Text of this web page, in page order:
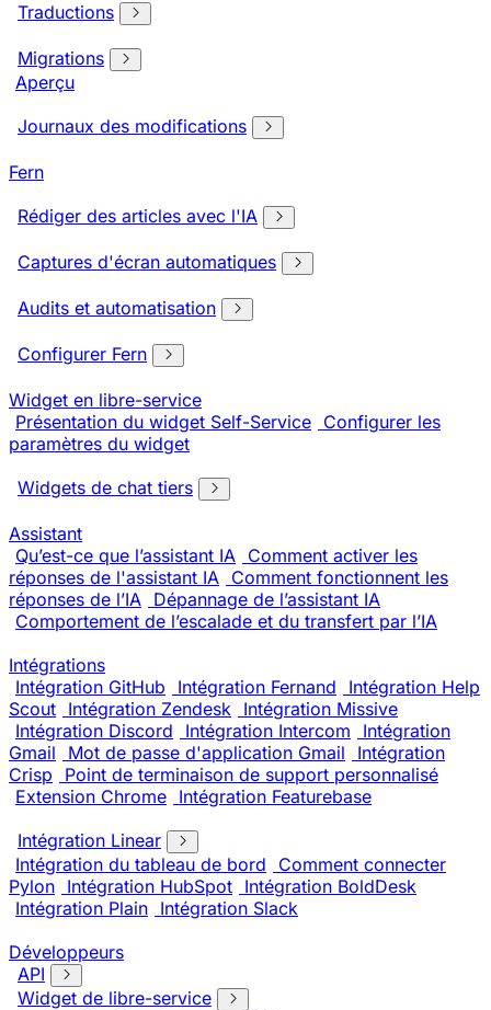
Traductions
Migrations
Aperçu
Journaux des modifications
Fern
Rédiger des articles avec l'IA
Captures d'écran automatiques
Audits et automatisation
Configurer Fern
Widget en libre-service
Présentation du widget Self-Service Configurer les
paramètres du widget
Widgets de chat tiers
Assistant
Qu’est-ce que l’assistant IA Comment activer les
réponses de l'assistant IA Comment fonctionnent les
réponses de l’IA Dépannage de l’assistant IA
Comportement de l’escalade et du transfert par l’IA
Intégrations
Intégration GitHub
Intégration Fernand
Intégration Help
Scout Intégration Zendesk Intégration Missive
Intégration Discord
Intégration Intercom
Intégration
Gmail
Mot de passe d'application Gmail
Intégration
Crisp
Point de terminaison de support personnalisé
Extension Chrome Intégration Featurebase
Intégration Linear
Intégration du tableau de bord
Comment connecter
Pylon Intégration HubSpot Intégration BoldDesk
Intégration Plain Intégration Slack
Développeurs
API
Widget de libre-service